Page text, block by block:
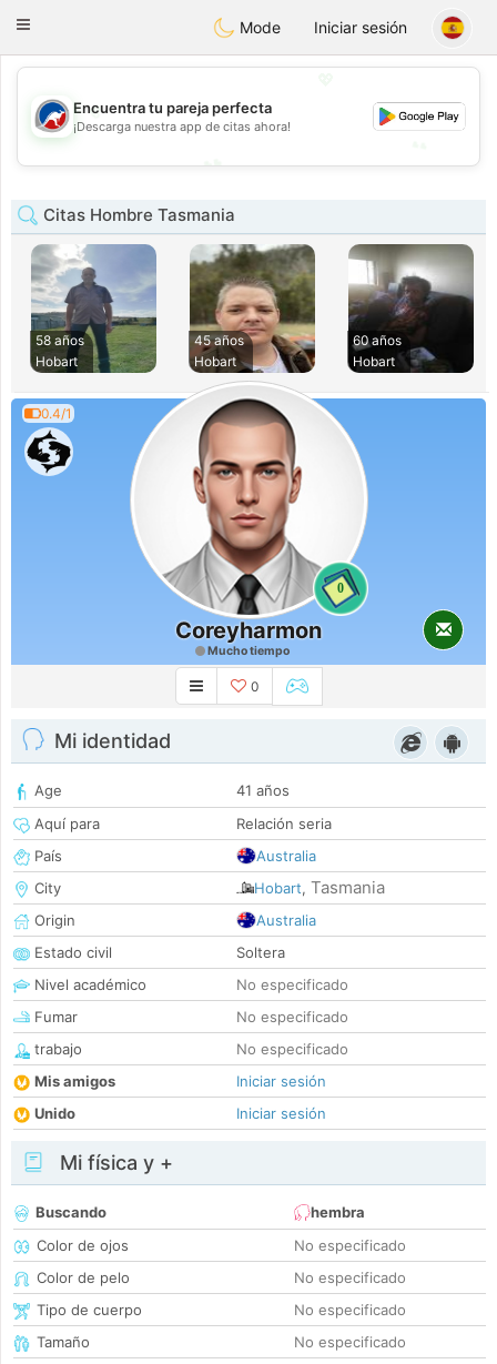
Australia Chat
Toggle
Mode Iniciar sesión
💖
💕
Encuentra tu pareja perfecta
¡Descarga nuestra app de citas ahora!
Citas Hombre Tasmania
58 años
Hobart
45 años
Hobart
60 años
Hobart
0.4/1
0
Coreyharmon
Mucho tiempo
0
Mi identidad
Age
41 años
Aquí para
Relación seria
País
Australia
City
Hobart, Tasmania
Origin
Australia
Estado civil
Soltera
Nivel académico
No especificado
Fumar
No especificado
trabajo
No especificado
Mis amigos
Iniciar sesión
Unido
Iniciar sesión
Mi física y +
Buscando
hembra
Color de ojos
No especificado
Color de pelo
No especificado
Tipo de cuerpo
No especificado
Tamaño
No especificado